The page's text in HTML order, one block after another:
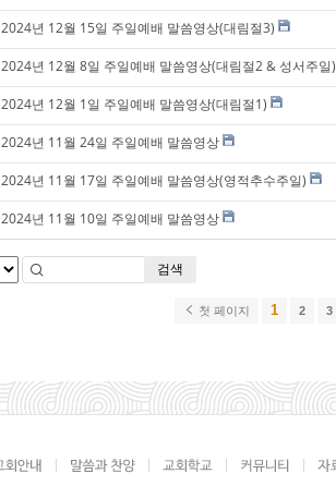
2024년 12월 15일 주일예배 말씀영상(대림절3)
2024년 12월 8일 주일예배 말씀영상(대림절2 & 성서주일)
2024년 12월 1일 주일예배 말씀영상(대림절1)
2024년 11월 24일 주일예배 말씀영상
2024년 11월 17일 주일예배 말씀영상(영적추수주일)
2024년 11월 10일 주일예배 말씀영상
검색
첫 페이지 1 2 3